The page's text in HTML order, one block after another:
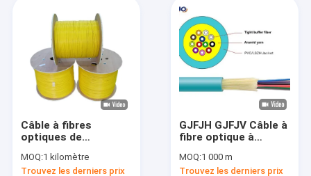
Câble à fibres
optiques de
intérieure GJFJV,
fibres tamponnées
MOQ:1 kilomètre
Trouvez les derniers prix
GJFJH GJFJV Câble à
fibre optique à
distribution
intérieure Fil de
MOQ:1 000 m
Trouvez les derniers prix